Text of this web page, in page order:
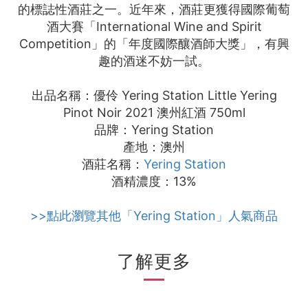
的標誌性酒莊之一。近年來，酒莊更獲得國際葡萄
酒大賽「International Wine and Spirit
Competition」的「年度國際釀酒師大獎」，有興
趣的酒迷不妨一試。
出品名稱：優伶 Yering Station Little Yering
Pinot Noir 2021 澳州紅酒 750ml
品牌：Yering Station
產地：澳州
酒莊名稱： Yering Station
酒精濃度：13%
>>點此瀏覽其他「Yering Station」人氣商品
了解更多